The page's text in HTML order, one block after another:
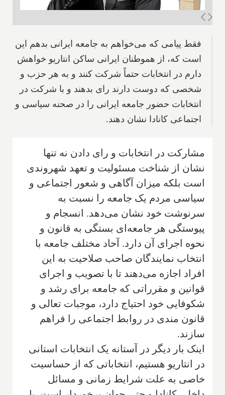
فقط پیامی که می‌خواهم به جامعه ایرانی بدهم این
است که، از هموطنان ایرانی ساکن انتاریو خواهش
دارم در انتخابات حتماً شرکت کنند و به هر حزب و
شخصی که دوست دارند رای بدهند و با شرکت در
انتخابات حضور جامعه ایرانی را در صحنه سیاسی و
اجتماعی کانادا نشان دهند.
مشارکت در انتخابات و رای دادن نه تنها
نشان از شناخت مسئولیت و تعهد شهروندی
است بلکه میزان آگاهی و شعور اجتماعی و
سیاسی مردم یک جامعه را نسبت به
سرنوشت خود نشان می‌دهد. انسجام و
پیوستگی هر جامعه‌ای بستگی به قانون و
نحوه اجرای آن دارد. آحاد مختلف جامعه با
انتخاب نمایندگان صاحب صلاحیت به این
افراد اجازه می‌دهند تا با تصویب و اجرای
قوانین و مقرراتی که جامعه برای رشد و
شکوفایی خود احتیاج دارد، موجبات تعالی و
قانون مندی در روابط اجتماعی را فراهم
سازند.
اینک بار دیگر در آستانه یک انتخابات استانی
در انتاریو هستیم، انتخاباتی که از حساسیت
خاصی به علت شرایط زمانی و مسائل